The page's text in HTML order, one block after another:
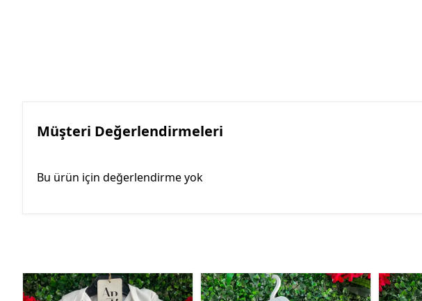
Müşteri Değerlendirmeleri
Bu ürün için değerlendirme yok